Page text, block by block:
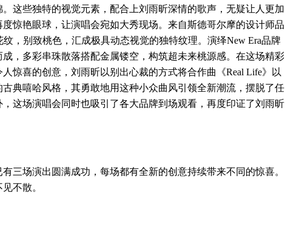
这些独特的视觉元素，配合上刘雨昕深情的歌声，无疑让人更加
惊艳眼球，让演唱会宛如大秀现场。来自斯德哥尔摩的设计师品
纹，别致桃色，汇成极具动态视觉的独特纹理。演绎New Era品牌
，多彩串珠散落搭配金属镂空，构筑超未来桃源感。在这场精彩
惊喜的创意，刘雨昕以别出心裁的方式将合作曲《Real Life》以
典嘻哈风格，其勇敢地用这种小众曲风引领全新潮流，摆脱了任
这场演唱会同时也吸引了各大品牌到场观看，再度印证了刘雨昕
场演出圆满成功，每场都有全新的创意持续带来不同的惊喜。
不散。